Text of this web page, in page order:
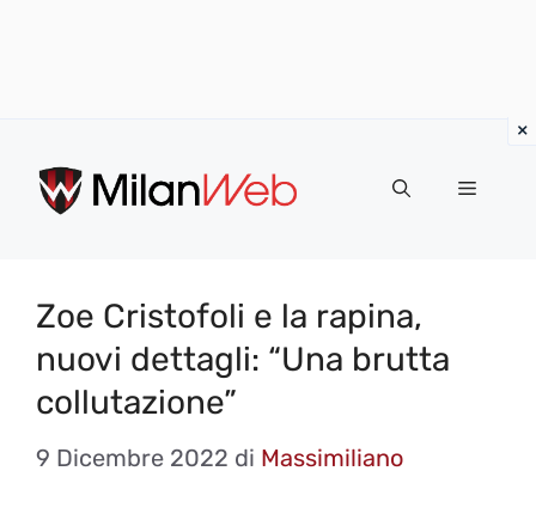
contenuto
MENU
Zoe Cristofoli e la rapina,
nuovi dettagli: “Una brutta
collutazione”
9 Dicembre 2022 di Massimiliano